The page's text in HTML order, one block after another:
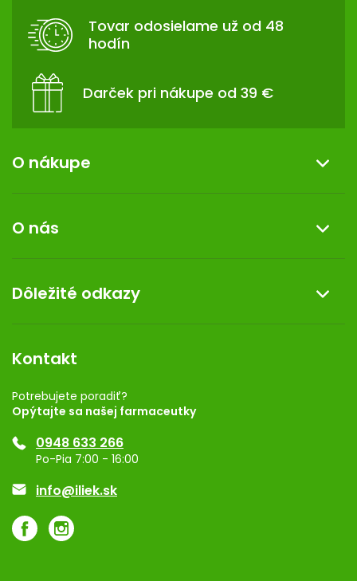
r
y
v
p
u
Tovar odosielame už od 48
hodín
Darček pri nákupe od 39 €
O nákupe
Reklamácia a vrátenie tovaru
Doprava a platba
Darček k nákupu
Obchodné podmienky
O nás
Kontakt
Dermocentrum
Dôležité odkazy
Rozhodnutie na prevádzku
Registrácia
Ponuka pre firmy
Značky
Kontakt
Potrebujete poradiť?
Opýtajte sa našej farmaceutky
0948 633 266
Po-Pia 7:00 - 16:00
info@iliek.sk